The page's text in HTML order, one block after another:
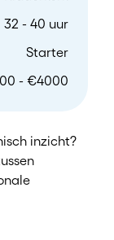
32 - 40 uur
Starter
- €4000
inzicht?